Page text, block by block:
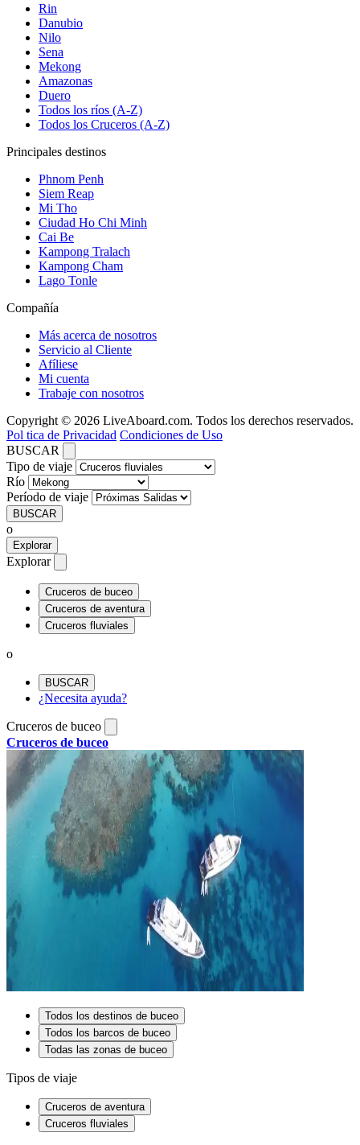
Rin
Danubio
Nilo
Sena
Mekong
Amazonas
Duero
Todos los ríos (A-Z)
Todos los Cruceros (A-Z)
Principales destinos
Phnom Penh
Siem Reap
Mi Tho
Ciudad Ho Chi Minh
Cai Be
Kampong Tralach
Kampong Cham
Lago Tonle
Compañía
Más acerca de nosotros
Servicio al Cliente
Afíliese
Mi cuenta
Trabaje con nosotros
Copyright © 2026 LiveAboard.com. Todos los derechos reservados.
Pol tica de Privacidad Condiciones de Uso
BUSCAR
Tipo de viaje
Río
Período de viaje
BUSCAR
o
Explorar
Explorar
Cruceros de buceo
Cruceros de aventura
Cruceros fluviales
o
BUSCAR
¿Necesita ayuda?
Cruceros de buceo
Cruceros de buceo
Todos los destinos de buceo
Todos los barcos de buceo
Todas las zonas de buceo
Tipos de viaje
Cruceros de aventura
Cruceros fluviales